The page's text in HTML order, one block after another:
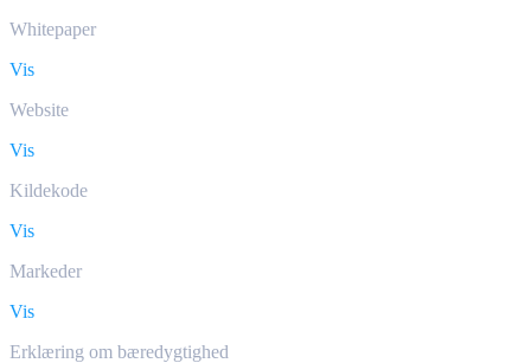
Whitepaper
Vis
Website
Vis
Kildekode
Vis
Markeder
Vis
Erklæring om bæredygtighed